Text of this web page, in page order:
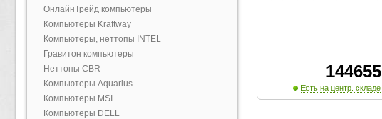
ОнлайнТрейд компьютеры
Компьютеры Kraftway
Компьютеры, неттопы INTEL
Гравитон компьютеры
Неттопы CBR
Компьютеры Aquarius
Компьютеры MSI
Компьютеры DELL
144655
Есть на центр. складе